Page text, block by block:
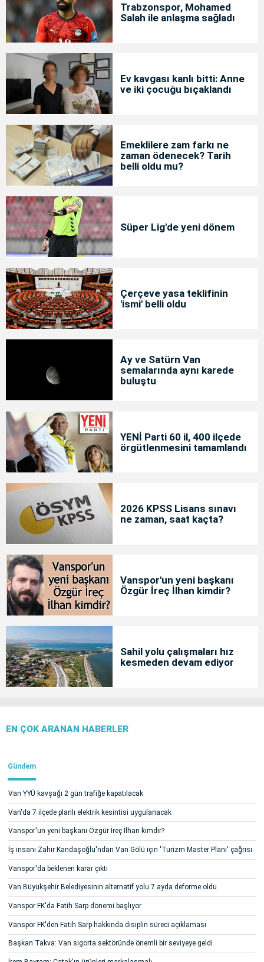
Trabzonspor, Mohamed
Salah ile anlaşma sağladı
Ev kavgası kanlı bitti: Anne
ve iki çocuğu bıçaklandı
Emeklilere zam farkı ne
zaman ödenecek? Tarih
belli oldu mu?
Süper Lig'de yeni dönem
Çerçeve yasa teklifinin
'ismi' belli oldu
Ay ve Satürn Van
semalarında aynı karede
buluştu
YENİ Parti 60 il, 400 ilçede
örgütlenmesini tamamlandı
2026 KPSS Lisans sınavı
ne zaman, saat kaçta?
Vanspor'un yeni başkanı
Özgür İreç İlhan kimdir?
Sahil yolu çalışmaları hız
kesmeden devam ediyor
EN ÇOK ARANAN HABERLER
Gündem
Van YYÜ kavşağı 2 gün trafiğe kapatılacak
Van'da 7 ilçede planlı elektrik kesintisi uygulanacak
Vanspor'un yeni başkanı Özgür İreç İlhan kimdir?
İş insanı Zahir Kandaşoğlu'ndan Van Gölü için 'Turizm Master Planı' çağrısı
Vanspor'da beklenen karar çıktı
Van Büyükşehir Belediyesinin alternatif yolu 7 ayda deforme oldu
Vanspor FK'da Fatih Sarp dönemi başlıyor
Vanspor FK'den Fatih Sarp hakkında disiplin süreci açıklaması
Başkan Takva: Van sigorta sektöründe önemli bir seviyeye geldi